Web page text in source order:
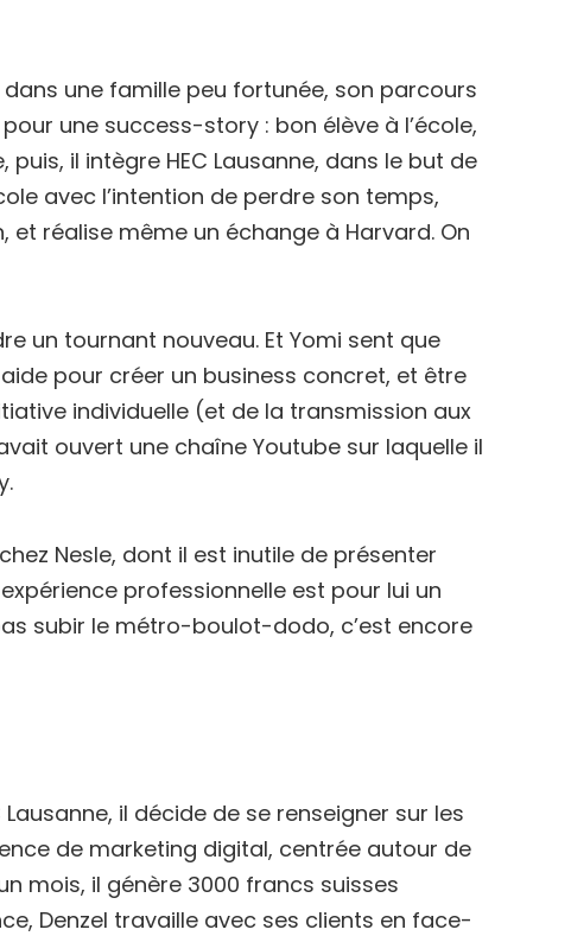
dans une famille peu fortunée, son parcours
une success-story : bon élève à l’école,
il intègre HEC Lausanne, dans le but de
avec l’intention de perdre son temps,
réalise même un échange à Harvard. On
un tournant nouveau. Et Yomi sent que
aide pour créer un business concret, et être
individuelle (et de la transmission aux
ouvert une chaîne Youtube sur laquelle il
Nesle, dont il est inutile de présenter
professionnelle est pour lui un
subir le métro-boulot-dodo, c’est encore
Lausanne, il décide de se renseigner sur les
de marketing digital, centrée autour de
mois, il génère 3000 francs suisses
Denzel travaille avec ses clients en face-